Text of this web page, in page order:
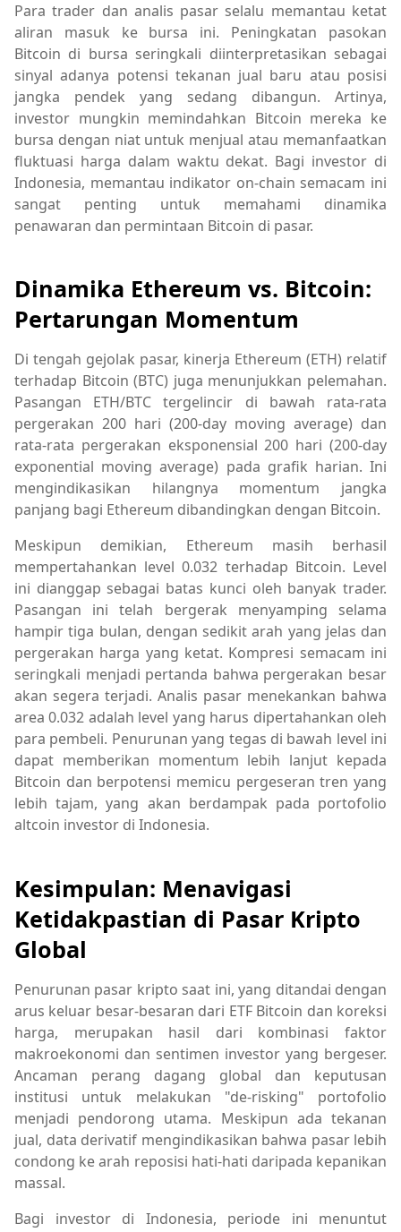
Para trader dan analis pasar selalu memantau ketat
aliran masuk ke bursa ini. Peningkatan pasokan
Bitcoin di bursa seringkali diinterpretasikan sebagai
sinyal adanya potensi tekanan jual baru atau posisi
jangka pendek yang sedang dibangun. Artinya,
investor mungkin memindahkan Bitcoin mereka ke
bursa dengan niat untuk menjual atau memanfaatkan
fluktuasi harga dalam waktu dekat. Bagi investor di
Indonesia, memantau indikator on-chain semacam ini
sangat penting untuk memahami dinamika
penawaran dan permintaan Bitcoin di pasar.
Dinamika Ethereum vs. Bitcoin:
Pertarungan Momentum
Di tengah gejolak pasar, kinerja Ethereum (ETH) relatif
terhadap Bitcoin (BTC) juga menunjukkan pelemahan.
Pasangan ETH/BTC tergelincir di bawah rata-rata
pergerakan 200 hari (200-day moving average) dan
rata-rata pergerakan eksponensial 200 hari (200-day
exponential moving average) pada grafik harian. Ini
mengindikasikan hilangnya momentum jangka
panjang bagi Ethereum dibandingkan dengan Bitcoin.
Meskipun demikian, Ethereum masih berhasil
mempertahankan level 0.032 terhadap Bitcoin. Level
ini dianggap sebagai batas kunci oleh banyak trader.
Pasangan ini telah bergerak menyamping selama
hampir tiga bulan, dengan sedikit arah yang jelas dan
pergerakan harga yang ketat. Kompresi semacam ini
seringkali menjadi pertanda bahwa pergerakan besar
akan segera terjadi. Analis pasar menekankan bahwa
area 0.032 adalah level yang harus dipertahankan oleh
para pembeli. Penurunan yang tegas di bawah level ini
dapat memberikan momentum lebih lanjut kepada
Bitcoin dan berpotensi memicu pergeseran tren yang
lebih tajam, yang akan berdampak pada portofolio
altcoin investor di Indonesia.
Kesimpulan: Menavigasi
Ketidakpastian di Pasar Kripto
Global
Penurunan pasar kripto saat ini, yang ditandai dengan
arus keluar besar-besaran dari ETF Bitcoin dan koreksi
harga, merupakan hasil dari kombinasi faktor
makroekonomi dan sentimen investor yang bergeser.
Ancaman perang dagang global dan keputusan
institusi untuk melakukan "de-risking" portofolio
menjadi pendorong utama. Meskipun ada tekanan
jual, data derivatif mengindikasikan bahwa pasar lebih
condong ke arah reposisi hati-hati daripada kepanikan
massal.
Bagi investor di Indonesia, periode ini menuntut